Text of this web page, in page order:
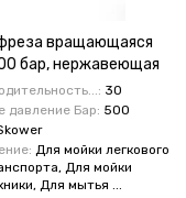
вращающаяся
бар, нержавеющая
30
давление Бар: 500
Для мойки легкового
Для мойки
Для мытья ...